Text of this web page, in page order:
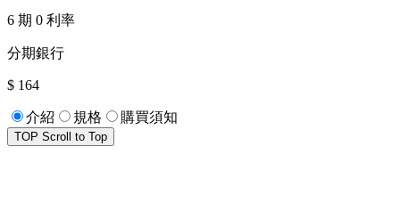
6 期 0 利率
分期銀行
$ 164
介紹 規格 購買須知
TOP Scroll to Top